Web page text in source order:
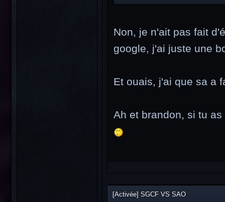
Non, je n'ait pas fait
google, j'ai juste une
Et ouais, j'ai que sa a
Ah et brandon, si tu
[Activée] SGCF VS SAO